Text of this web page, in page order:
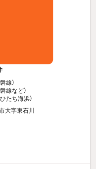
線）
線など）
ひたち海浜）
大字東石川